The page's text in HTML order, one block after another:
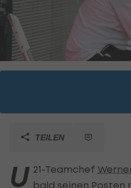
TEILEN
U 21-Teamchef
bald seinen Posten